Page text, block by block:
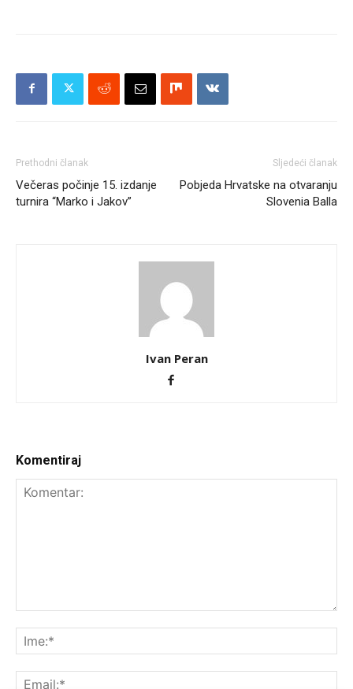
Prethodni članak
Večeras počinje 15. izdanje
turnira “Marko i Jakov”
Sljedeći članak
Pobjeda Hrvatske na otvaranju
Slovenia Balla
Ivan Peran
Komentiraj